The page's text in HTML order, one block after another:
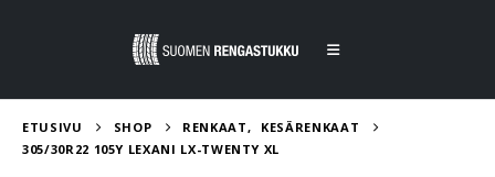
ETUSIVU SHOP RENKAAT,
KESÄRENKAAT
305/30R22 105Y LEXANI LX-TWENTY XL